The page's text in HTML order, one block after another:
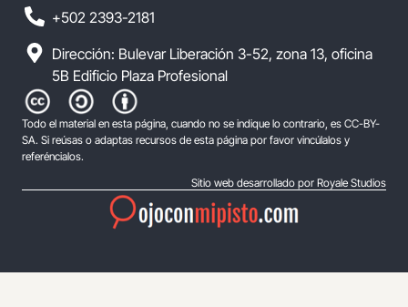
+502 2393-2181
Dirección: Bulevar Liberación 3-52, zona 13, oficina
5B Edificio Plaza Profesional
Todo el material en esta página, cuando no se indique lo contrario, es CC-BY-
SA. Si reúsas o adaptas recursos de esta página por favor vincúlalos y
referéncialos.
Sitio web desarrollado por Royale Studios